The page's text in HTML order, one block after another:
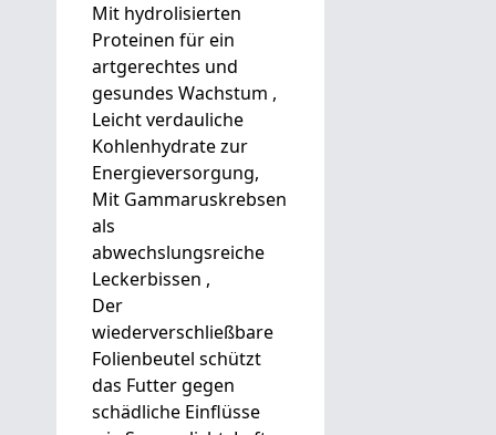
Mit hydrolisierten
Proteinen für ein
artgerechtes und
gesundes Wachstum ,
Leicht verdauliche
Kohlenhydrate zur
Energieversorgung,
Mit Gammaruskrebsen
als
abwechslungsreiche
Leckerbissen ,
Der
wiederverschließbare
Folienbeutel schützt
das Futter gegen
schädliche Einflüsse